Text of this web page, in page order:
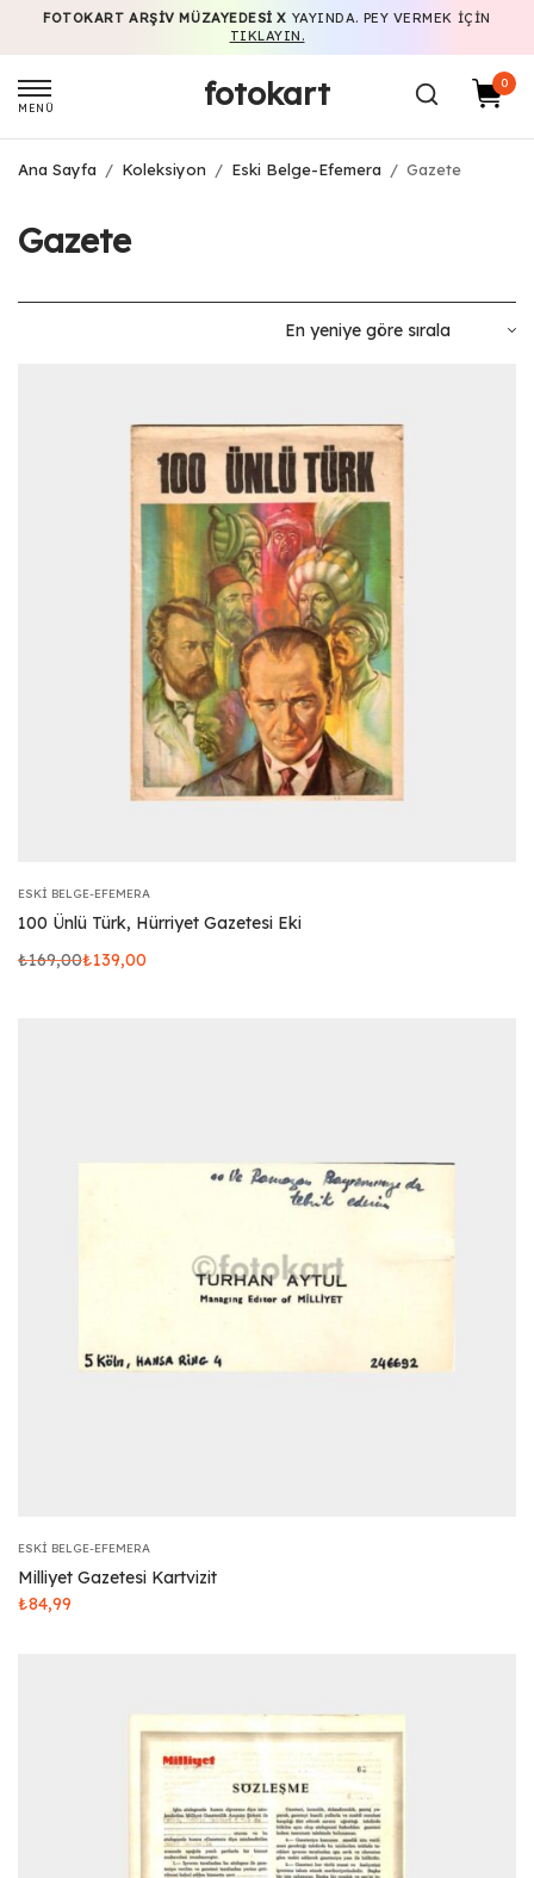
FOTOKART ARŞIV MÜZAYEDESI X YAYINDA. PEY VERMEK IÇIN
TIKLAYIN.
MENÜ fotokart 0
Ana Sayfa / Koleksiyon / Eski Belge-Efemera / Gazete
Gazete
ESKI BELGE-EFEMERA
100 Ünlü Türk, Hürriyet Gazetesi Eki
₺169,00₺139,00
ESKI BELGE-EFEMERA
Milliyet Gazetesi Kartvizit
₺84,99